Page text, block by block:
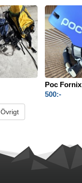
Poc Fornix
500:-
Övrigt